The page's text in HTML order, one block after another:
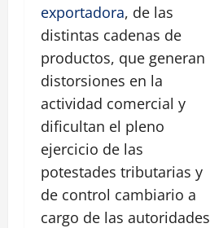
exportadora, de las
distintas cadenas de
productos, que generan
distorsiones en la
actividad comercial y
dificultan el pleno
ejercicio de las
potestades tributarias y
de control cambiario a
cargo de las autoridades